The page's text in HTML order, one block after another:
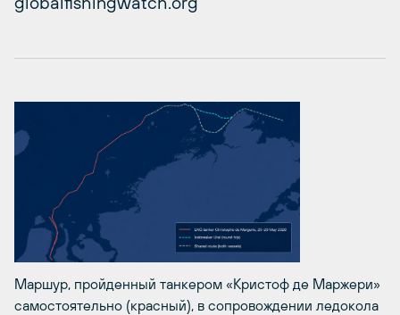
Маршур, пройденный танкером «Кристоф де Маржери»
самостоятельно (красный), в сопровождении ледокола